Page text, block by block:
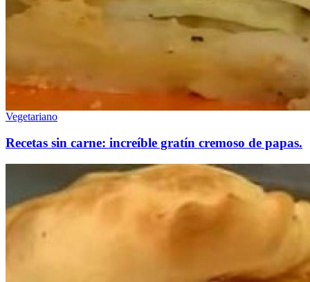
Vegetariano
Recetas sin carne: increíble gratín cremoso de papas.